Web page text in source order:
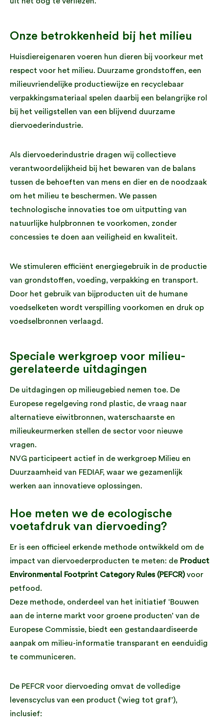
Onze betrokkenheid bij het milieu
Huisdiereigenaren voeren hun dieren bij voorkeur met
respect voor het milieu. Duurzame grondstoffen, een
milieuvriendelijke productiewijze en recyclebaar
verpakkingsmateriaal spelen daarbij een belangrijke rol
bij het veiligstellen van een blijvend duurzame
diervoederindustrie.
Als diervoederindustrie dragen wij collectieve
verantwoordelijkheid bij het bewaren van de balans
tussen de behoeften van mens en dier en de noodzaak
om het milieu te beschermen. We passen
technologische innovaties toe om uitputting van
natuurlijke hulpbronnen te voorkomen, zonder
concessies te doen aan veiligheid en kwaliteit.
We stimuleren efficiënt energiegebruik in de productie
van grondstoffen, voeding, verpakking en transport.
Door het gebruik van bijproducten uit de humane
voedselketen wordt verspilling voorkomen en druk op
voedselbronnen verlaagd.
Speciale werkgroep voor milieu-
gerelateerde uitdagingen
De uitdagingen op milieugebied nemen toe. De
Europese regelgeving rond plastic, de vraag naar
alternatieve eiwitbronnen, waterschaarste en
milieukeurmerken stellen de sector voor nieuwe
vragen.
NVG participeert actief in de werkgroep Milieu en
Duurzaamheid van FEDIAF, waar we gezamenlijk
werken aan innovatieve oplossingen.
Hoe meten we de ecologische
voetafdruk van diervoeding?
Er is een officieel erkende methode ontwikkeld om de
impact van diervoederproducten te meten: de Product
Environmental Footprint Category Rules (PEFCR)voor
petfood.
Deze methode, onderdeel van het initiatief ‘Bouwen
aan de interne markt voor groene producten’ van de
Europese Commissie, biedt een gestandaardiseerde
aanpak om milieu-informatie transparant en eenduidig
te communiceren.
De PEFCR voor diervoeding omvat de volledige
levenscyclus van een product (‘wieg tot graf’),
inclusief: